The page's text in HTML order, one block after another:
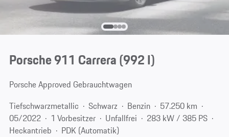
Porsche 911 Carrera(992 I)
Porsche Approved Gebrauchtwagen
Tiefschwarzmetallic
Schwarz Benzin
57.250 km
05/2022
1 Vorbesitzer Unfallfrei
283 kW / 385 PS
Heckantrieb
PDK (Automatik)